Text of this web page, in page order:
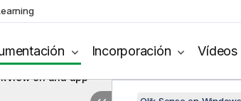
Incorporación Vídeos
QlikView
un
en una app